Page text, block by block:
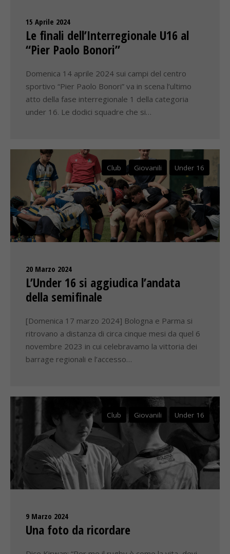
15 Aprile 2024
Le finali dell’Interregionale U16 al
“Pier Paolo Bonori”
Domenica 14 aprile 2024 sui campi del centro
sportivo “Pier Paolo Bonori” va in scena l’ultimo
atto della fase interregionale 1 della categoria
under 16. Le dodici squadre che si…
Club Giovanili Under 16
20 Marzo 2024
L’Under 16 si aggiudica l’andata
della semifinale
[Domenica 17 marzo 2024] Bologna e Parma si
ritrovano a distanza di circa cinque mesi da quel 6
novembre 2023 in cui celebravamo la vittoria dei
barrage regionali e l’accesso…
Club Giovanili Under 16
9 Marzo 2024
Una foto da ricordare